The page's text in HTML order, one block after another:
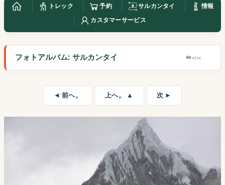
トレック 予約 サルカンタイ
情報
カスタマーサービス
フォトアルバム: サルカンタイ 67,1K
◄ 前へ。 上へ。 ▲ 次 ►